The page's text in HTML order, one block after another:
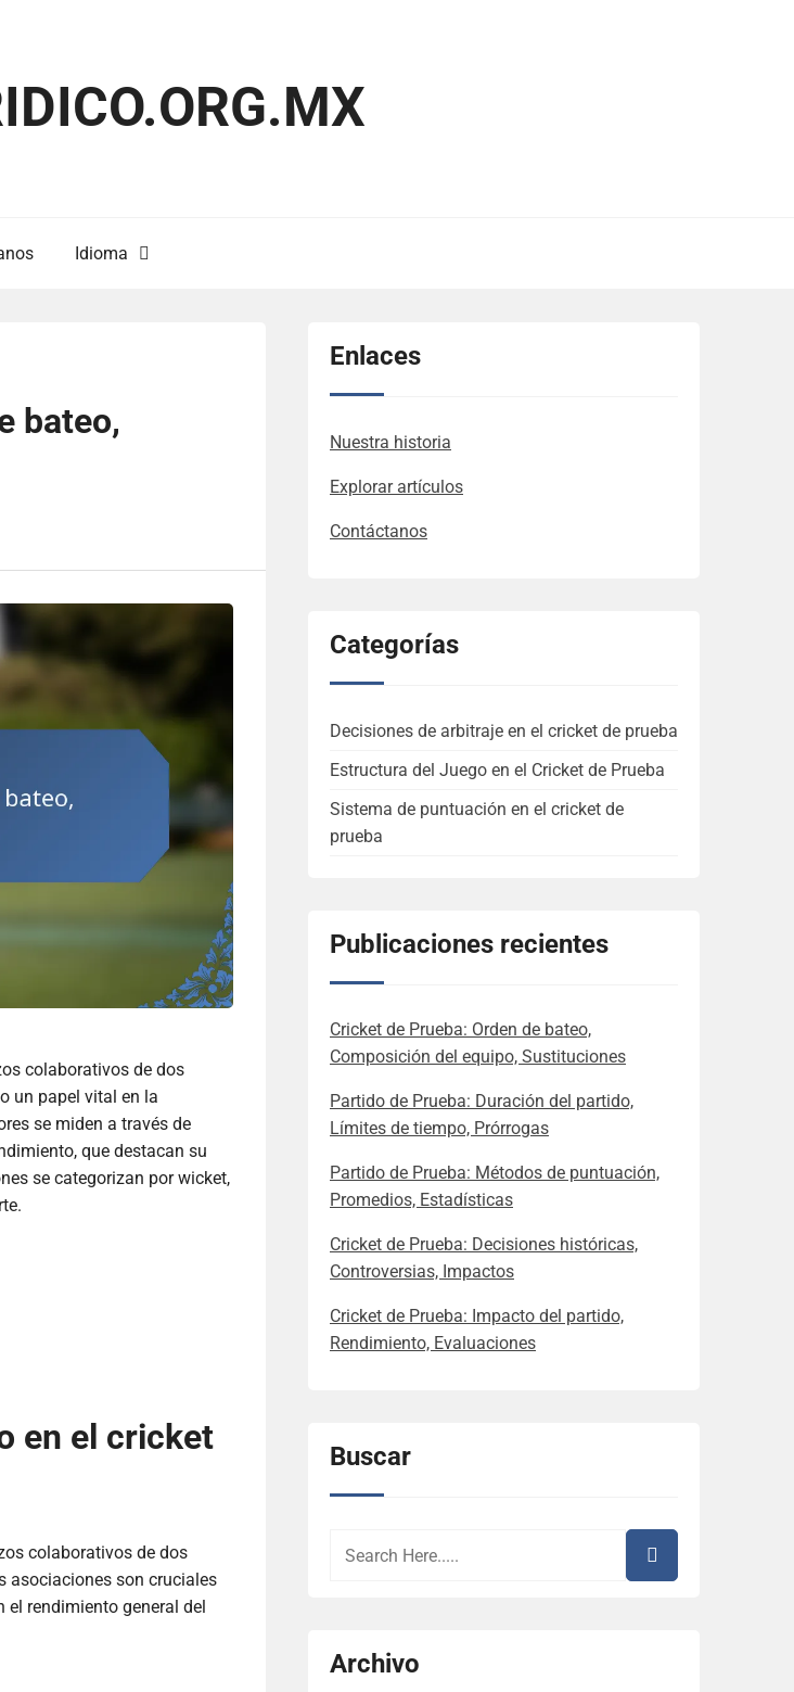
Idioma
bateo,
colaborativos de dos
un papel vital en la
se miden a través de
que destacan su
se categorizan por wicket,
en el cricket
colaborativos de dos
asociaciones son cruciales
rendimiento general del
Enlaces
Nuestra historia
Explorar artículos
Contáctanos
Categorías
Decisiones de arbitraje en el cricket de prueba
Estructura del Juego en el Cricket de Prueba
Sistema de puntuación en el cricket de
prueba
Publicaciones recientes
Cricket de Prueba: Orden de bateo,
Composición del equipo, Sustituciones
Partido de Prueba: Duración del partido,
Límites de tiempo, Prórrogas
Partido de Prueba: Métodos de puntuación,
Promedios, Estadísticas
Cricket de Prueba: Decisiones históricas,
Controversias, Impactos
Cricket de Prueba: Impacto del partido,
Rendimiento, Evaluaciones
Buscar
Archivo